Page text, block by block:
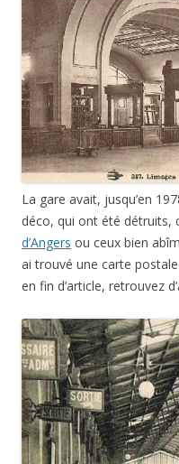
La gare avait, jusqu’en
déco, qui ont été détruits,
d’Angers ou ceux bien
ai trouvé une carte
en fin d’article, retrouvez